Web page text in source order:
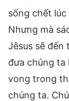
sống chết
Nhưng mà
Jêsus sẽ đến
đưa chúng ta
vong trong
chúng ta.